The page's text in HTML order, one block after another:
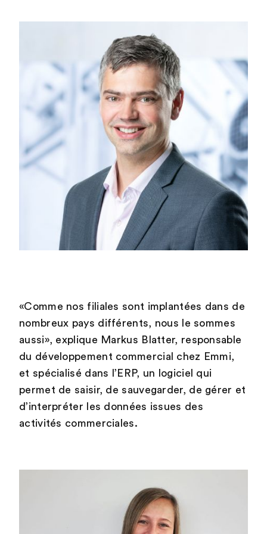
«Comme nos filiales sont implantées dans de
nombreux pays différents, nous le sommes
aussi», explique Markus Blatter, responsable
du développement commercial chez Emmi,
et spécialisé dans l’ERP, un logiciel qui
permet de saisir, de sauvegarder, de gérer et
d’interpréter les données issues des
activités commerciales.